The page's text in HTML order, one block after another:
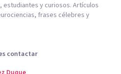
y curiosos. Artículos
frases célebres y
contactar